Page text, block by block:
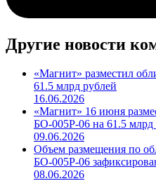
Другие новости
«Магнит» разместил
61.5 млрд рублей
16.06.2026
«Магнит» 16 июня
БО-005Р-06 на 61.5 млрд
09.06.2026
Объем размещения по
БО-005Р-06
08.06.2026